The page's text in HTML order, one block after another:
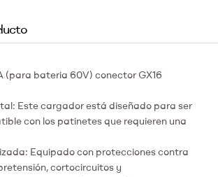
(para bateria 60V) conector GX16
Este cargador está diseñado para ser
con los patinetes que requieren una
Equipado con protecciones contra
cortocircuitos y